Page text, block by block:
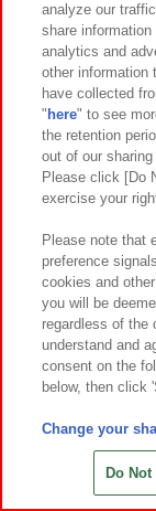
お客様の個人情報
サービス提供者と
処理される可能性
客様は、お客様の
に移転されること
は、これらの国の
リティ当局がお客
があります。
13. 欧州連合
追加情報
EEA域内またはア
https://
バシーポリシーが
analyze our
share
analytics and
other information
have collected
" here" to see
the retention
out of our
Please click [Do
exercise your
Please note that
preference
cookies and
you will be
regardless of the
understand and
consent on the
below, then click
Change your
Do